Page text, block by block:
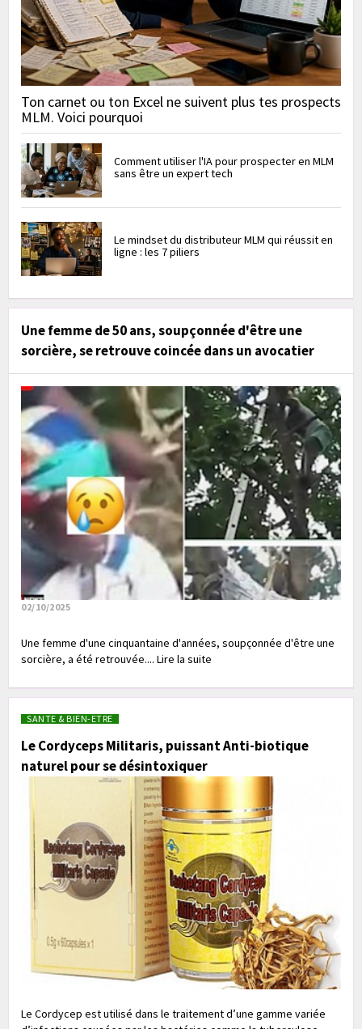
Ton carnet ou ton Excel ne suivent plus tes prospects
MLM. Voici pourquoi
Comment utiliser l'IA pour prospecter en MLM
sans être un expert tech
Le mindset du distributeur MLM qui réussit en
ligne : les 7 piliers
Une femme de 50 ans, soupçonnée d'être une
sorcière, se retrouve coincée dans un avocatier
02/10/2025
Une femme d'une cinquantaine d'années, soupçonnée d'être une
sorcière, a été retrouvée.... Lire la suite
SANTE & BIEN-ETRE
Le Cordyceps Militaris, puissant Anti-biotique
naturel pour se désintoxiquer
Le Cordycep est utilisé dans le traitement d’une gamme variée